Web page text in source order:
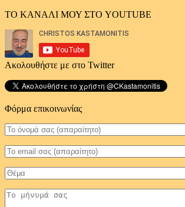
ΤΟ ΚΑΝΑΛΙ ΜΟΥ ΣΤΟ YOUTUBE
Ακολουθήστε με στο Twitter
Φόρμα επικοινωνίας